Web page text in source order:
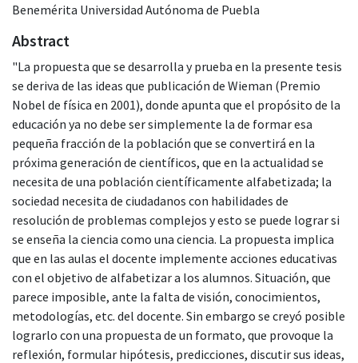
Benemérita Universidad Autónoma de Puebla
Abstract
"La propuesta que se desarrolla y prueba en la presente tesis
se deriva de las ideas que publicación de Wieman (Premio
Nobel de física en 2001), donde apunta que el propósito de la
educación ya no debe ser simplemente la de formar esa
pequeña fracción de la población que se convertirá en la
próxima generación de científicos, que en la actualidad se
necesita de una población científicamente alfabetizada; la
sociedad necesita de ciudadanos con habilidades de
resolución de problemas complejos y esto se puede lograr si
se enseña la ciencia como una ciencia. La propuesta implica
que en las aulas el docente implemente acciones educativas
con el objetivo de alfabetizar a los alumnos. Situación, que
parece imposible, ante la falta de visión, conocimientos,
metodologías, etc. del docente. Sin embargo se creyó posible
lograrlo con una propuesta de un formato, que provoque la
reflexión, formular hipótesis, predicciones, discutir sus ideas,